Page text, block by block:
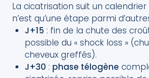
La cicatrisation suit un
n’est qu’une étape parmi
J+15 : fin de la chute des
possible du « shock loss »
cheveux greffés).
J+30 : phase télogène